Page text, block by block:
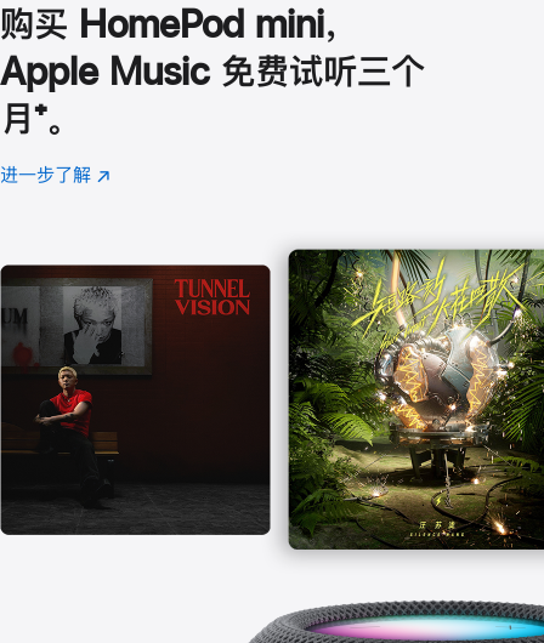
购买 HomePod mini，
Apple Music 免费试听三个
月 脚
注
⁺。
进一步了解 Apple
(在
口
中
打
开)